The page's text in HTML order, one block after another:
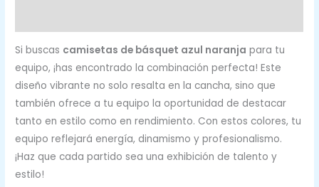
Si buscas camisetas de básquet azul naranja para tu
equipo, ¡has encontrado la combinación perfecta! Este
diseño vibrante no solo resalta en la cancha, sino que
también ofrece a tu equipo la oportunidad de destacar
tanto en estilo como en rendimiento. Con estos colores, tu
equipo reflejará energía, dinamismo y profesionalismo.
¡Haz que cada partido sea una exhibición de talento y
estilo!